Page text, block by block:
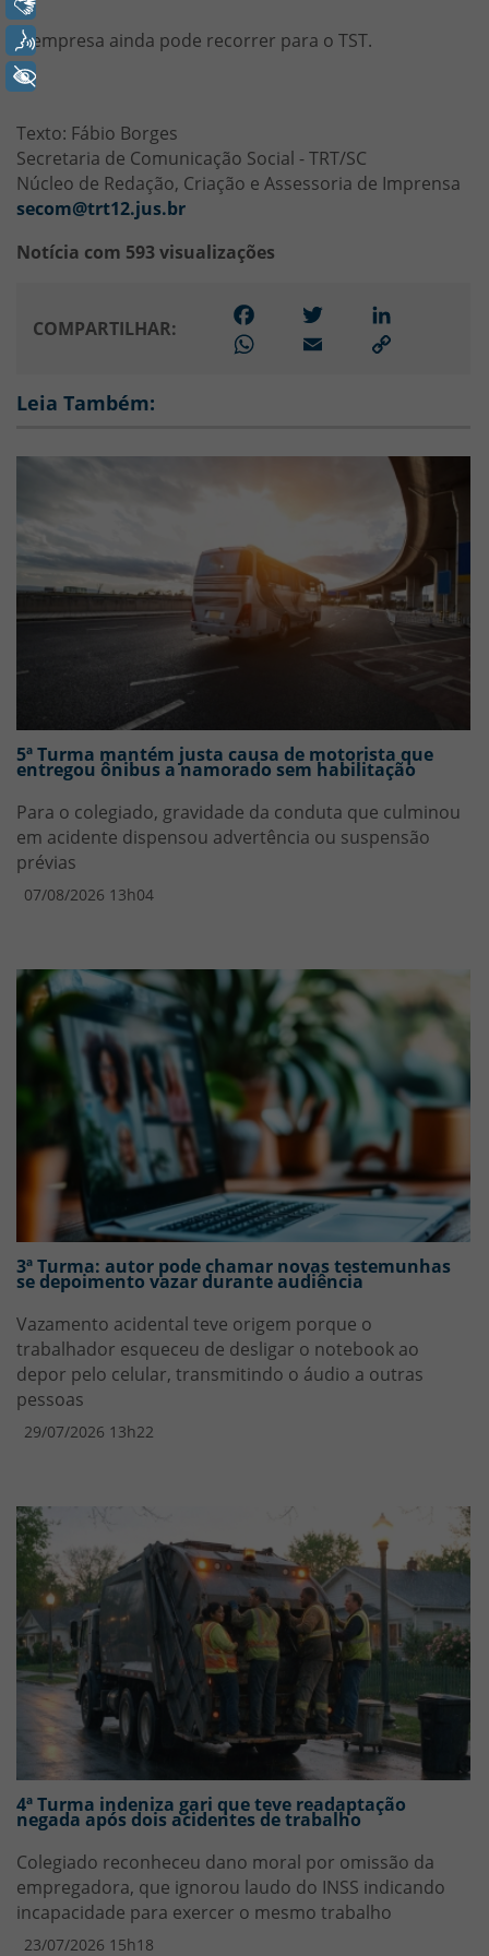
A empresa ainda pode recorrer para o TST.
Texto: Fábio Borges
Secretaria de Comunicação Social - TRT/SC
Núcleo de Redação, Criação e Assessoria de Imprensa
secom@trt12.jus.br
Notícia com 593 visualizações
COMPARTILHAR:
Facebook Twitter
WhatsApp
Leia Também:
5ª Turma mantém justa causa de motorista que
entregou ônibus a namorado sem habilitação
Para o colegiado, gravidade da conduta que culminou
em acidente dispensou advertência ou suspensão
prévias
07/08/2026 13h04
3ª Turma: autor pode chamar novas testemunhas
se depoimento vazar durante audiência
Vazamento acidental teve origem porque o
trabalhador esqueceu de desligar o notebook ao
depor pelo celular, transmitindo o áudio a outras
pessoas
29/07/2026 13h22
4ª Turma indeniza gari que teve readaptação
negada após dois acidentes de trabalho
Colegiado reconheceu dano moral por omissão da
empregadora, que ignorou laudo do INSS indicando
incapacidade para exercer o mesmo trabalho
23/07/2026 15h18
Voz